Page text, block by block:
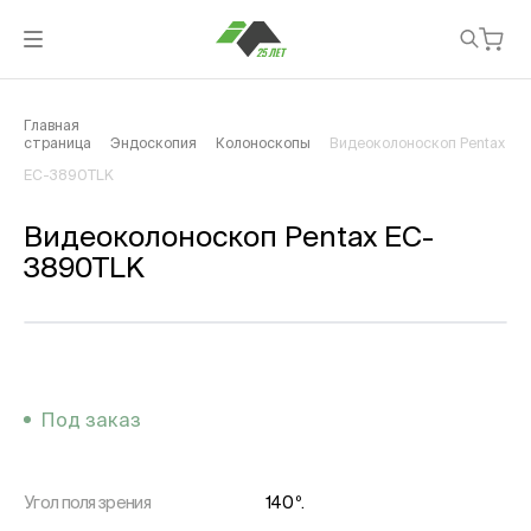
Главная
страница
Эндоскопия Колоноскопы Видеоколоноскоп Pentax
EC-3890TLK
Видеоколоноскоп Pentax EC-
3890TLK
Под заказ
Угол поля зрения
140 º.